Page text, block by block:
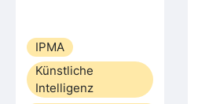
IPMA
Künstliche
Intelligenz